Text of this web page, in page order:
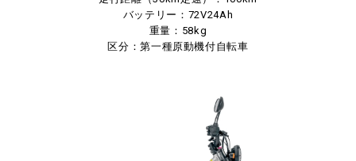
バッテリー：72V24Ah
重量：58kg
区分：第一種原動機付自転車